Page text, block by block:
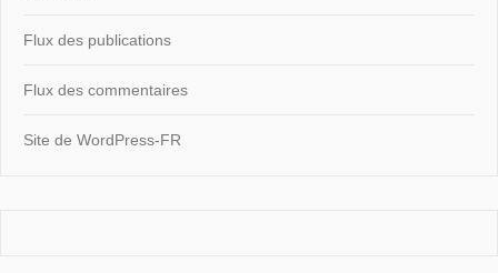
Flux des publications
Flux des commentaires
Site de WordPress-FR